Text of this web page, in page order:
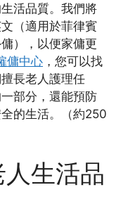
活品質。我們將
（適用於菲律賓
），以便家傭更
傭中心 ，您可以找
擅長老人護理任
部分，還能預防
的生活。（約250
生活品